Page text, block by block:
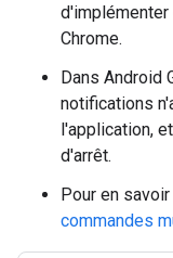
d'implémenter
Chrome.
Dans Android
notifications
l'application,
d'arrêt.
Pour en
commandes